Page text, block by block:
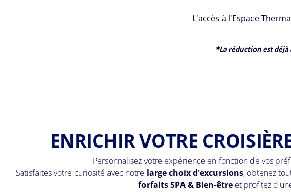
L'accès à l'Espace
*La réduction est
ENRICHIR VOTRE
Personnalisez votre expérience en fonction de vos
Satisfaites votre curiosité avec notre large choix d'excursions, obtenez
forfaits SPA & Bien-être et profitez